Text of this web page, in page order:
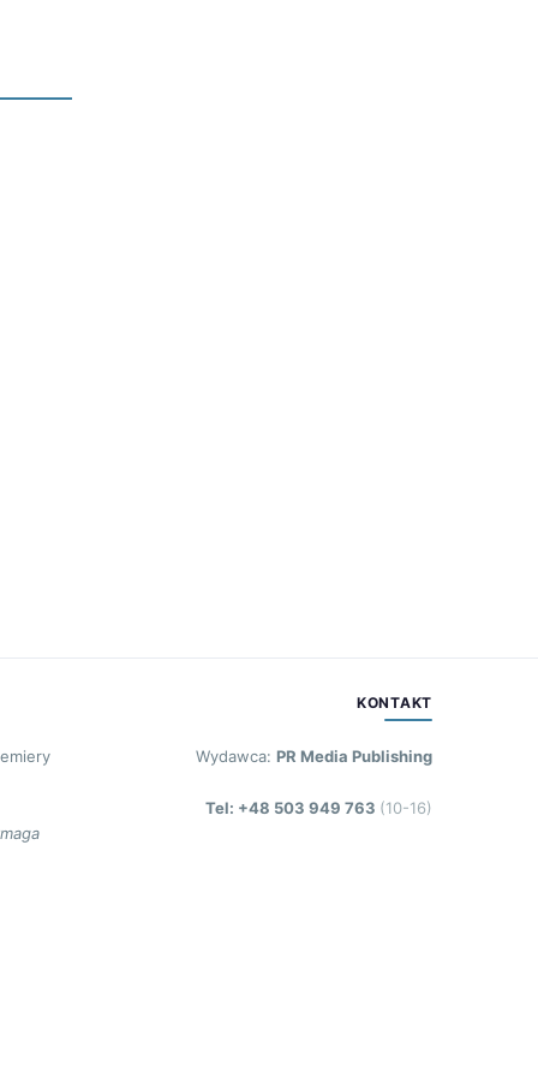
KONTAKT
Wydawca: PR Media Publishing
Tel: +48 503 949 763 (10-16)